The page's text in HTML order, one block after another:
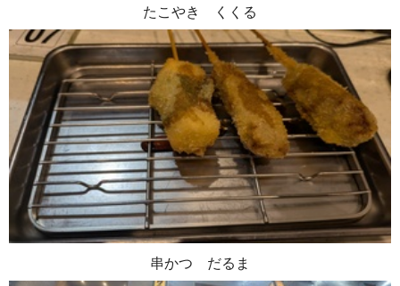
たこやき くくる
串かつ だるま